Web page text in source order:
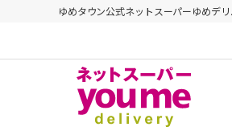
ゆめタウン公式ネットスーパーゆめデ